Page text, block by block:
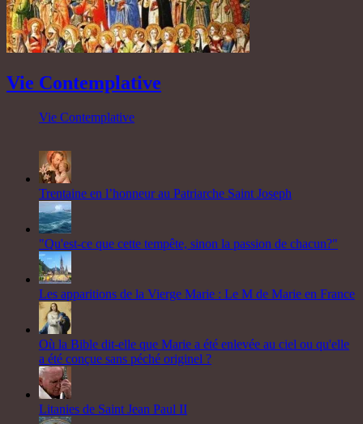
Vie Contemplative
Vie Contemplative
Trentaine en l’honneur au Patriarche Saint Joseph
"Qu'est-ce que cette tempête, sinon la passion de chacun?"
Les apparitions de la Vierge Marie : Le M de Marie en France
Où la Bible dit-elle que Marie a été enlevée au ciel ou qu'elle
a été conçue sans péché originel ?
Litanies de Saint Jean Paul II